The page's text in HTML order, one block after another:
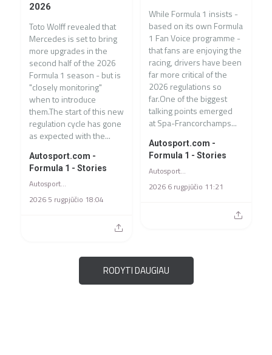
While Formula 1 insists -
based on its own Formula
1 Fan Voice programme -
that fans are enjoying the
racing, drivers have been
far more critical of the
2026 regulations so
far.One of the biggest
talking points emerged
at Spa-Francorchamps...
Autosport.com -
Formula 1 - Stories
Autosport.com - Formula 1 - Stories
2026 6 rugpjūčio 11:21
2026
Toto Wolff revealed that
Mercedes is set to bring
more upgrades in the
second half of the 2026
Formula 1 season - but is
"closely monitoring"
when to introduce
them.The start of this new
regulation cycle has gone
as expected with the...
Autosport.com -
Formula 1 - Stories
Autosport.com - Formula 1 - Stories
2026 5 rugpjūčio 18:04
RODYTI DAUGIAU